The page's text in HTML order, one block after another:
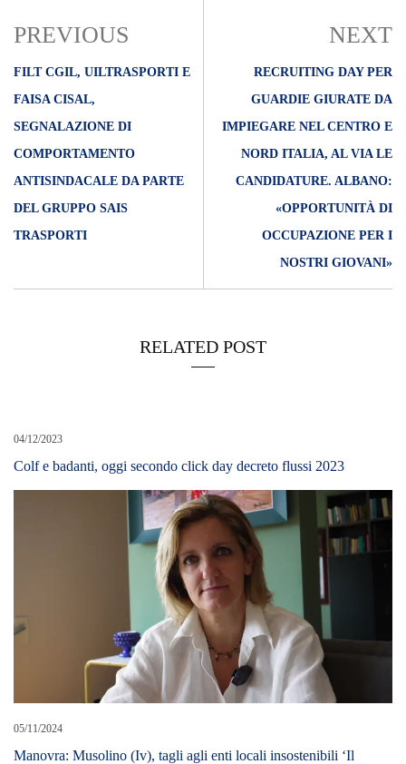
PREVIOUS
FILT CGIL, UILTRASPORTI E
FAISA CISAL,
SEGNALAZIONE DI
COMPORTAMENTO
ANTISINDACALE DA PARTE
DEL GRUPPO SAIS
TRASPORTI
NEXT
RECRUITING DAY PER
GUARDIE GIURATE DA
IMPIEGARE NEL CENTRO E
NORD ITALIA, AL VIA LE
CANDIDATURE. ALBANO:
«OPPORTUNITÀ DI
OCCUPAZIONE PER I
NOSTRI GIOVANI»
RELATED POST
04/12/2023
Colf e badanti, oggi secondo click day decreto flussi 2023
05/11/2024
Manovra: Musolino (Iv), tagli agli enti locali insostenibili ‘Il